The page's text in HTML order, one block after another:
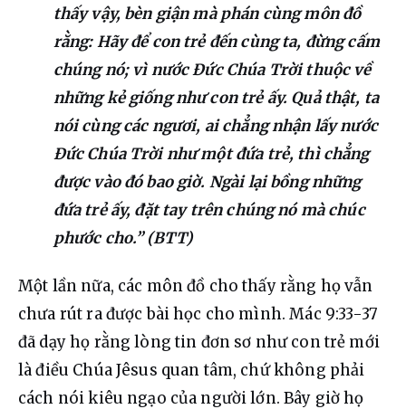
thấy vậy, bèn giận mà phán cùng môn đồ
rằng: Hãy để con trẻ đến cùng ta, đừng cấm
chúng nó; vì nước Đức Chúa Trời thuộc về
những kẻ giống như con trẻ ấy. Quả thật, ta
nói cùng các ngươi, ai chẳng nhận lấy nước
Đức Chúa Trời như một đứa trẻ, thì chẳng
được vào đó bao giờ. Ngài lại bồng những
đứa trẻ ấy, đặt tay trên chúng nó mà chúc
phước cho.” (BTT)
Một lần nữa, các môn đồ cho thấy rằng họ vẫn
chưa rút ra được bài học cho mình. Mác 9:33-37
đã dạy họ rằng lòng tin đơn sơ như con trẻ mới
là điều Chúa Jêsus quan tâm, chứ không phải
cách nói kiêu ngạo của người lớn. Bây giờ họ